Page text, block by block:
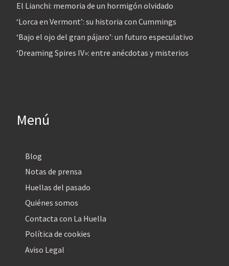
El Lianchi: memoria de un hormigón olvidado
‘Lorca en Vermont’: su historia con Cummings
‘Bajo el ojo del gran pájaro’: un futuro especulativo
‘Dreaming Spires IV»: entre anécdotas y misterios
Menú
Blog
Notas de prensa
Huellas del pasado
Quiénes somos
Contacta con La Huella
Política de cookies
Aviso Legal